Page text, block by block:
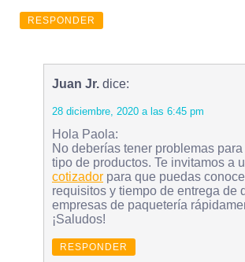
RESPONDER
Juan Jr. dice:
28 diciembre, 2020 a las 6:45 pm
Hola Paola:
No deberías tener problemas
tipo de productos. Te invitamos a
cotizador para que puedas
requisitos y tiempo de entrega de
empresas de paquetería
¡Saludos!
RESPONDER